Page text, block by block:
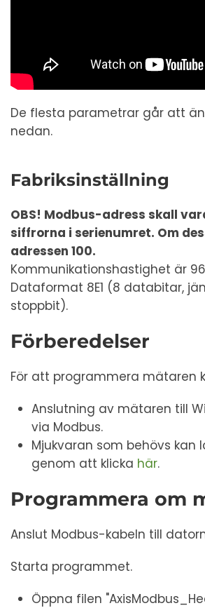
De flesta parametrar går att
nedan.
Fabriksinställning
OBS! Modbus-adress skall
siffrorna i serienumret. Om
adressen 100.
Kommunikationshastighet är
Dataformat 8E1 (8 databitar,
stoppbit).
Förberedelser
För att programmera mätaren
Anslutning av mätaren till
via Modbus.
Mjukvaran som behövs kan
genom att klicka här.
Programmera om
Anslut Modbus-kabeln till
Starta programmet.
Öppna filen